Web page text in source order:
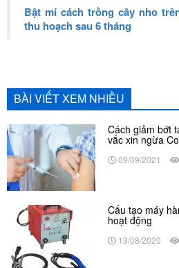
Bật mí cách trồng cây nho
thu hoạch sau 6 tháng
BÀI VIẾT XEM NHIỀU
Cách giảm bớt
vắc xin ngừa
09/09/2021
Cấu tạo máy
hoạt động
13/08/2020